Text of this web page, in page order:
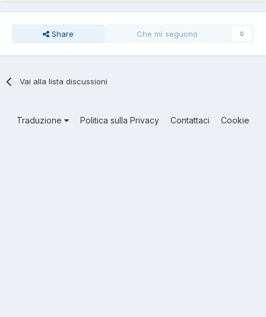
Share Che mi seguono 0
Vai alla lista discussioni
Traduzione Politica sulla Privacy Contattaci Cookie